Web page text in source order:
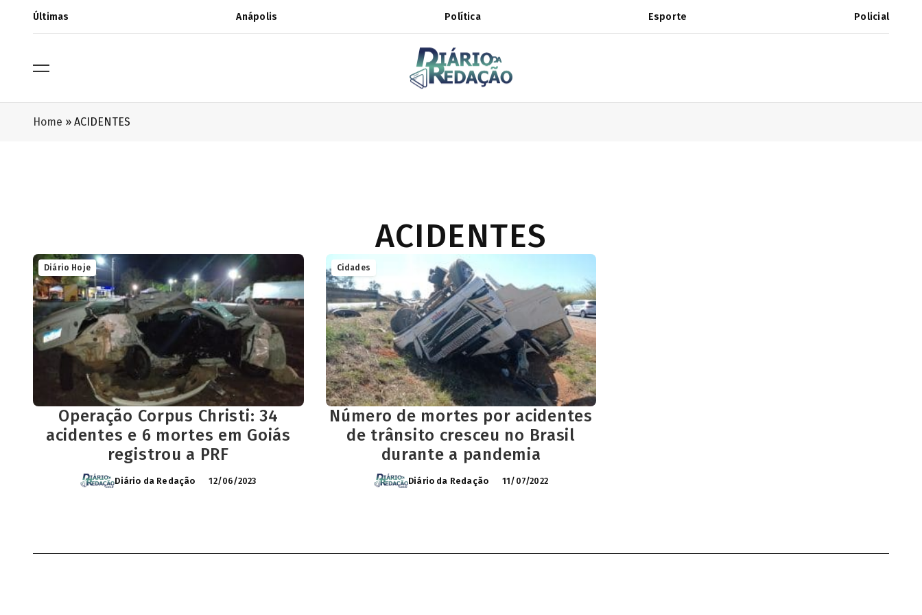
Últimas Anápolis Política Esporte Policial
Home » ACIDENTES
ACIDENTES
Diário Hoje
Operação Corpus Christi: 34
acidentes e 6 mortes em Goiás
registrou a PRF
Diário da Redação 12/06/2023
Cidades
Número de mortes por acidentes
de trânsito cresceu no Brasil
durante a pandemia
Diário da Redação 11/07/2022